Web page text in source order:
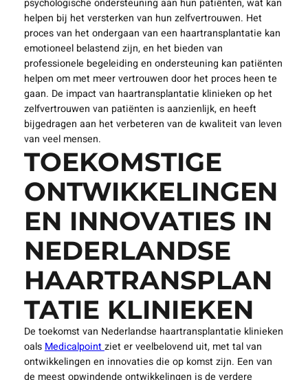
psychologische ondersteuning aan hun patiënten, wat kan
helpen bij het versterken van hun zelfvertrouwen. Het
proces van het ondergaan van een haartransplantatie kan
emotioneel belastend zijn, en het bieden van
professionele begeleiding en ondersteuning kan patiënten
helpen om met meer vertrouwen door het proces heen te
gaan. De impact van haartransplantatie klinieken op het
zelfvertrouwen van patiënten is aanzienlijk, en heeft
bijgedragen aan het verbeteren van de kwaliteit van leven
van veel mensen.
TOEKOMSTIGE
ONTWIKKELINGEN
EN INNOVATIES IN
NEDERLANDSE
HAARTRANSPLAN
TATIE KLINIEKEN
De toekomst van Nederlandse haartransplantatie klinieken
oals Medicalpointziet er veelbelovend uit, met tal van
ontwikkelingen en innovaties die op komst zijn. Een van
de meest opwindende ontwikkelingen is de verdere